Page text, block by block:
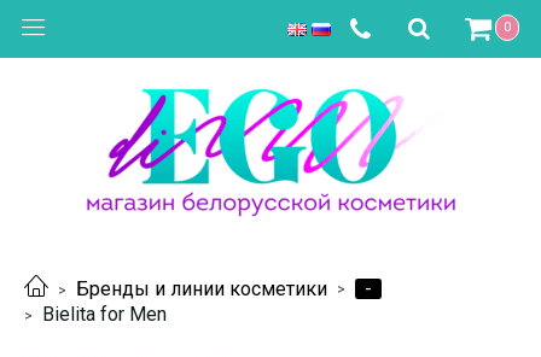
0
Бренды и линии косметики
-
Bielita for Men